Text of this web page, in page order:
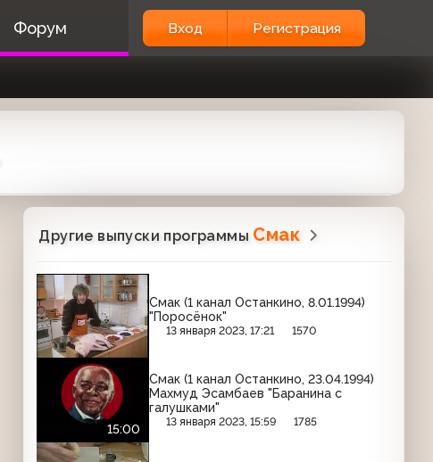
Форум Вход Регистрация
Другие выпуски программы Смак
Смак (1 канал Останкино, 8.01.1994)
"Поросёнок"
13 января 2023, 17:21 1570
15:00
Смак (1 канал Останкино, 23.04.1994)
Махмуд Эсамбаев "Баранина с
галушками"
13 января 2023, 15:59 1785